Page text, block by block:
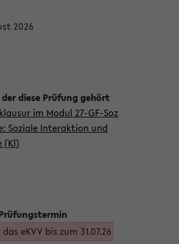
2026
im Modul 27-GF-Soz
Soziale Interaktion und
(Kl)
eKVV bis zum 31.07.26